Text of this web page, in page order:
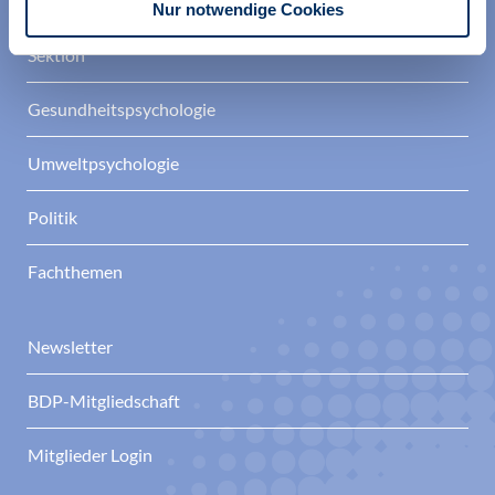
Nur notwendige Cookies
Sektion
Gesundheitspsychologie
Umweltpsychologie
Politik
Fachthemen
Newsletter
BDP-Mitgliedschaft
Mitglieder Login